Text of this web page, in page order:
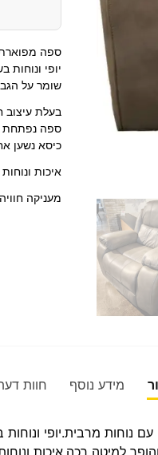
ספה
יופי ונוחות
שומר על הגב
בעלת עיצוב
ספה נפתחת
כיסא נשען
איכות
מעניקה
מידע נוסף חוות
נוחות מרבית.יופי